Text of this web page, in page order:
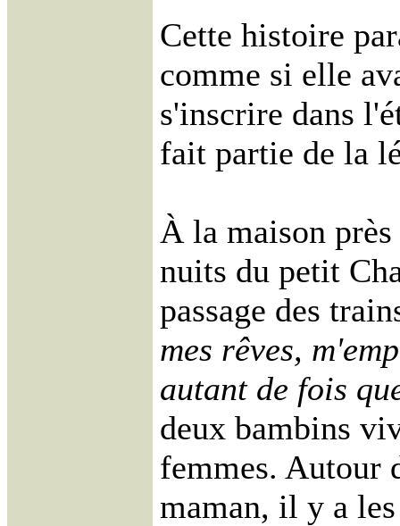
Cette histoire
comme si elle
s'inscrire dans
fait partie de la
À la maison
nuits du petit
passage des
mes rêves,
autant de fois
deux bambins
femmes. Autour
maman, il y a